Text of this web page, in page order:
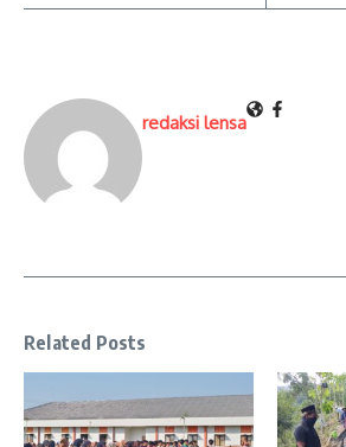
redaksi lensa
Related Posts